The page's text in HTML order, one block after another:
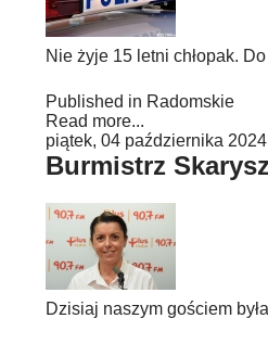
Nie żyje 15 letni chłopak.
Published in Radomskie
Read more...
piątek, 04 października
Burmistrz
Dzisiaj naszym gościem